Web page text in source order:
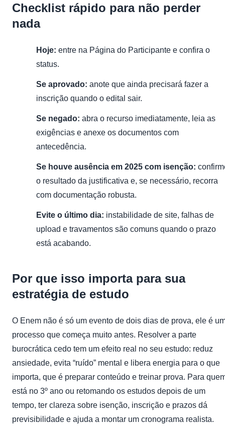
Checklist rápido para não perder
nada
Hoje: entre na Página do Participante e confira o
status.
Se aprovado: anote que ainda precisará fazer a
inscrição quando o edital sair.
Se negado: abra o recurso imediatamente, leia as
exigências e anexe os documentos com
antecedência.
Se houve ausência em 2025 com isenção:
o resultado da justificativa e, se necessário, recorra
com documentação robusta.
Evite o último dia: instabilidade de site, falhas de
upload e travamentos são comuns quando o prazo
está acabando.
Por que isso importa para sua
estratégia de estudo
O Enem não é só um evento de dois dias de prova, ele é
processo que começa muito antes. Resolver a parte
burocrática cedo tem um efeito real no seu estudo: reduz
ansiedade, evita “ruído” mental e libera energia para o que
importa, que é preparar conteúdo e treinar prova. Para
está no 3º ano ou retomando os estudos depois de um
tempo, ter clareza sobre isenção, inscrição e prazos dá
previsibilidade e ajuda a montar um cronograma realista.